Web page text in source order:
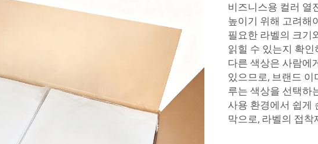
비즈니스용 컬러 열
높이기 위해 고려해
필요한 라벨의 크기
읽힐 수 있는지 확
다른 색상은 사람에
있으므로, 브랜드
루는 색상을 선택하
사용 환경에서 쉽게
막으로, 라벨의 접